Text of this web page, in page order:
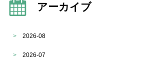
アーカイブ
> 2026-08
> 2026-07